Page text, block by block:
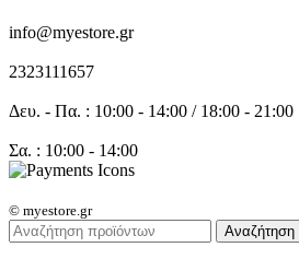
info@myestore.gr
2323111657
Δευ. - Πα. : 10:00 - 14:00 / 18:00 - 21:00
Σα. : 10:00 - 14:00
© myestore.gr
Αναζήτηση